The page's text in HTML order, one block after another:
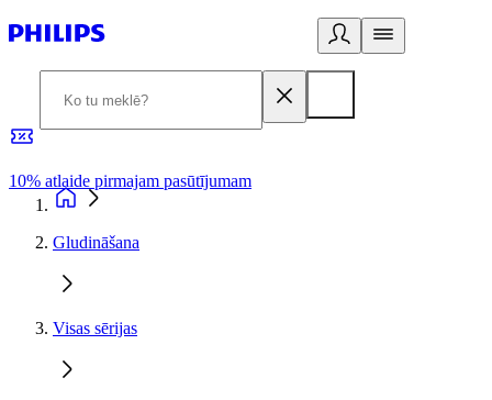
10% atlaide pirmajam pasūtījumam
Gludināšana
Visas sērijas